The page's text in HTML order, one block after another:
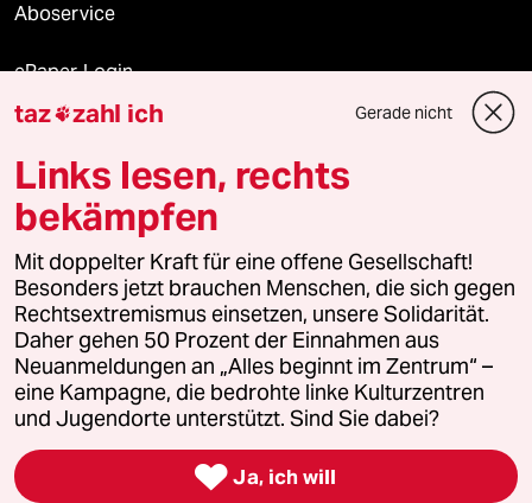
Aboservice
ePaper Login
Downloads für Abonnierende
© 2026 taz Verlags und Vertriebs GmbH
Alle Rechte vorbehalten. Bei rechtlichen Fragen oder für Genehmigungen
wenden Sie sich bitte an
lizenzen@taz.de
Feedback Redaktionsstatut Kommune-Richtlinien
Leitlinie Informant Datenschutz Impressum AGB
Seitenwende Einwilligungen widerrufen (Ads)
taz zahl ich Gerade nicht
Links lesen, rechts
bekämpfen
Mit doppelter Kraft für eine offene Gesellschaft!
Besonders jetzt brauchen Menschen, die sich gegen
Rechtsextremismus einsetzen, unsere Solidarität.
Daher gehen 50 Prozent der Einnahmen aus
Neuanmeldungen an „Alles beginnt im Zentrum“ –
eine Kampagne, die bedrohte linke Kulturzentren
und Jugendorte unterstützt. Sind Sie dabei?
 Ja, ich will